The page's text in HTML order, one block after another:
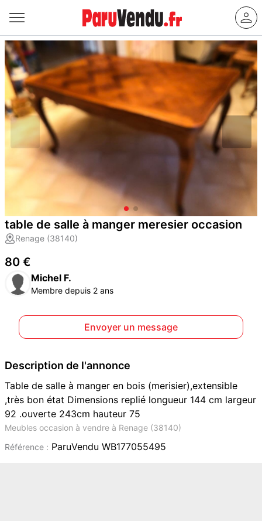
table de salle à manger meresier occasion
Renage (38140)
80 €
Michel F.
Membre depuis 2 ans
Envoyer un message
Description de l'annonce
Table de salle à manger en bois (merisier),extensible
,très bon état Dimensions replié longueur 144 cm largeur
92 .ouverte 243cm hauteur 75
Meubles occasion à vendre à Renage (38140)
Référence : ParuVendu WB177055495